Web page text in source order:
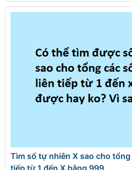
Tìm số tự nhiên X sao cho